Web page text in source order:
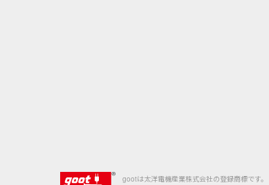
gootは太洋電機産業株式会社の登録商標です。